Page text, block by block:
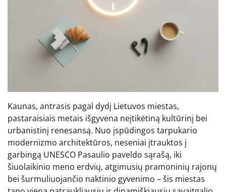
Kaunas, antrasis pagal dydį Lietuvos miestas,
pastaraisiais metais išgyvena neįtikėtiną kultūrinį bei
urbanistinį renesansą. Nuo įspūdingos tarpukario
modernizmo architektūros, neseniai įtrauktos į
garbingą UNESCO Pasaulio paveldo sąrašą, iki
šiuolaikinio meno erdvių, atgimusių pramoninių rajonų
bei šurmuliuojančio naktinio gyvenimo – šis miestas